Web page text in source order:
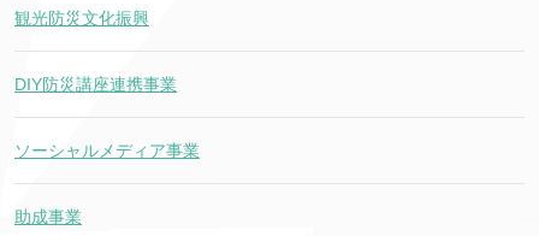
観光防災文化振興
DIY防災講座連携事業
ソーシャルメディア事業
助成事業